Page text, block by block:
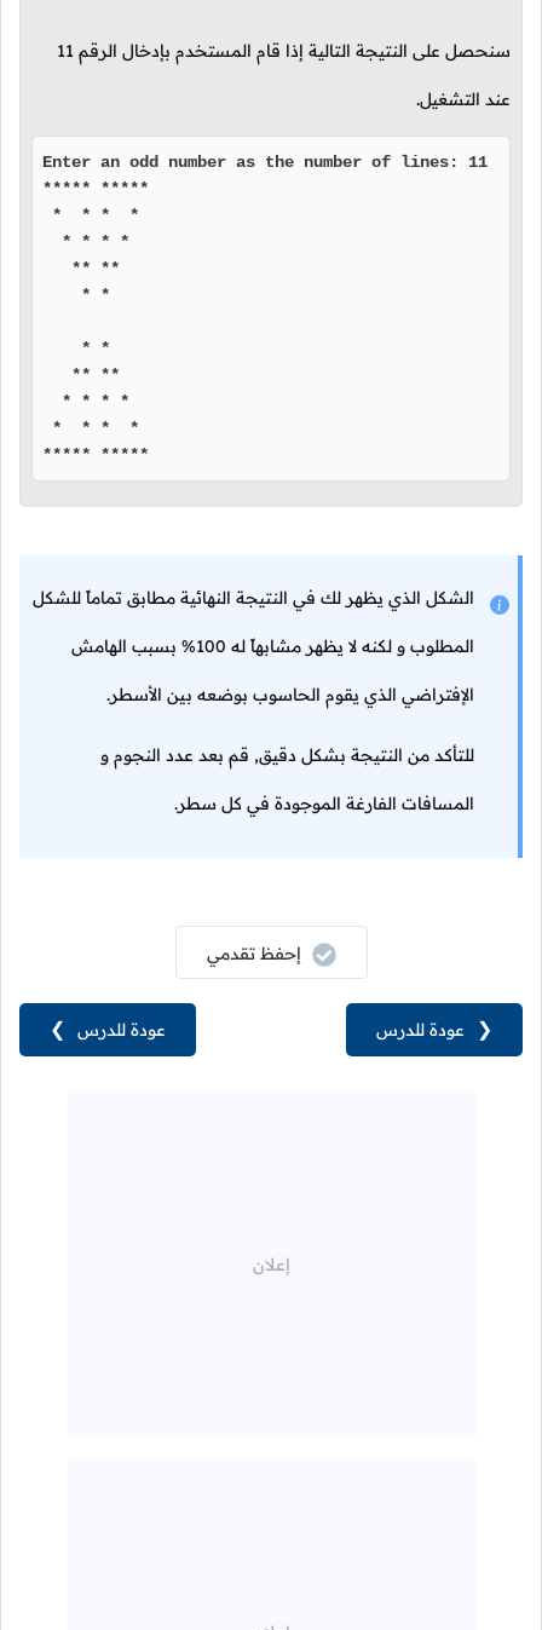
سنحصل على النتيجة التالية إذا قام المستخدم بإدخال الرقم 11
عند التشغيل.
Enter an odd number as the number of lines: 11
***** *****
*  * *  *
  * * * *
   ** **
    * *
    * *
   ** **
  * * * *
*  * *  *
***** *****
الشكل الذي يظهر لك في النتيجة النهائية مطابق تماماً للشكل
المطلوب و لكنه لا يظهر مشابهاً له 100% بسبب الهامش
الإفتراضي الذي يقوم الحاسوب بوضعه بين الأسطر.
للتأكد من النتيجة بشكل دقيق, قم بعد عدد النجوم و
المسافات الفارغة الموجودة في كل سطر.
عودة للدرس ❯
إحفظ تقدمي
❮ عودة للدرس